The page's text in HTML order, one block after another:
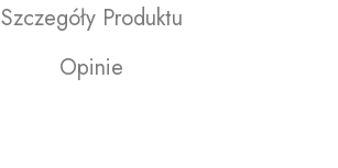
Szczegóły Produktu
Opinie